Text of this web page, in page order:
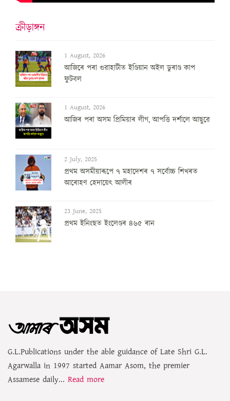
ক্ৰীড়াঙ্গন
1 August, 2026
আজিৰে পৰা গুৱাহাটীত ইণ্ডিয়ান অইল ডুৰাণ্ড কাপ
ফুটবল
1 August, 2026
আজিৰ পৰা অসম প্ৰিমিয়াৰ লীগ, আপত্তি দৰ্শালে আছুৱে
2 July, 2025
প্ৰথম অসমীয়াৰূপে ৭ মহাদেশৰ ৭ সৰ্বোচ্চ শিখৰত
আৰোহণ হেদায়েৎ আলীৰ
23 June, 2025
প্ৰথম ইনিংছত ইংলেণ্ডৰ ৪৬৫ ৰান
G.L.Publications under the able guidance of Late Shri G.L.
Agarwalla in 1997 started Aamar Asom, the premier
Assamese daily... Read more